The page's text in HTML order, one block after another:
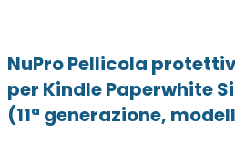
NuPro Pellicola
per Kindle Paperwhite
(11ª generazione,